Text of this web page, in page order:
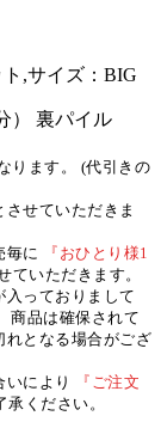
,サイズ：BIG
裏パイル
ります。 (代引きの
せていただきま
毎に 『おひとり様1
ていただきます。
入っておりまして
商品は確保されて
れとなる場合がござ
により
『ご注文
ください。